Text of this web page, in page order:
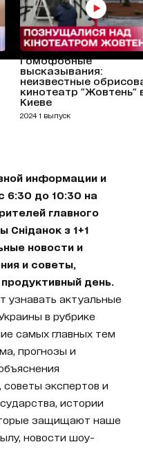
Гомофобные
высказывания:
неизвестные
кинотеатр "Жовтень"
Киеве
2024 1 выпуск
информации и
6:30 до 10:30 на
главного
Сніданок з 1+1
новости и
и советы,
день.
узнавать актуальные
в рубрике
самых главных тем
прогнозы и
экспертов и
истории
защищают наше
новости шоу-